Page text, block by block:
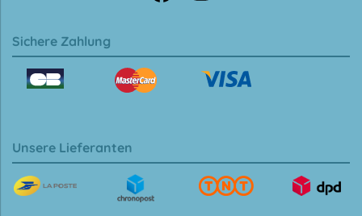
Sichere Zahlung
Unsere Lieferanten